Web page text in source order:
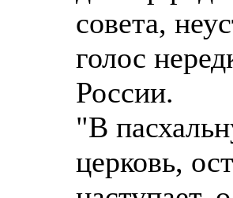
совета,
голос
России.
"В
церковь,